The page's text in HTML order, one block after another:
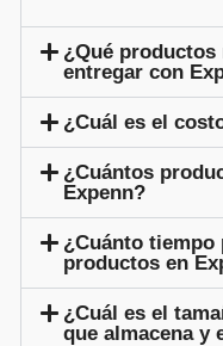
¿Qué productos
entregar con
¿Cuál es el
¿Cuántos
Expenn?
¿Cuánto tiempo
productos en
¿Cuál es el
que almacena y